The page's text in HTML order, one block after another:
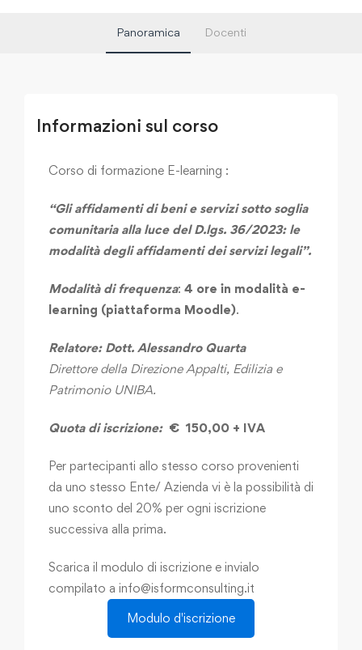
Panoramica Docenti
Informazioni sul corso
Corso di formazione E-learning :
“Gli affidamenti di beni e servizi sotto soglia
comunitaria alla luce del D.lgs. 36/2023: le
modalità degli affidamenti dei servizi legali”.
Modalità di frequenza: 4 ore in modalità e-
learning (piattaforma Moodle).
Relatore: Dott. Alessandro Quarta
Direttore della Direzione Appalti, Edilizia e
Patrimonio UNIBA.
Quota di iscrizione: € 150,00 + IVA
Per partecipanti allo stesso corso provenienti
da uno stesso Ente/ Azienda vi è la possibilità di
uno sconto del 20% per ogni iscrizione
successiva alla prima.
Scarica il modulo di iscrizione e invialo
compilato a info@isformconsulting.it
Modulo d'iscrizione